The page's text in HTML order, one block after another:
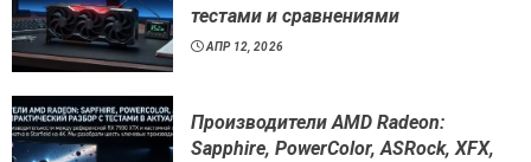
тестами и сравнениями
АПР 12, 2026
Производители AMD Radeon:
Sapphire, PowerColor, ASRock, XFX,